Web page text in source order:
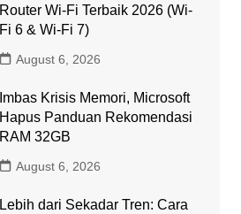
Router Wi-Fi Terbaik 2026 (Wi-
Fi 6 & Wi-Fi 7)
August 6, 2026
Imbas Krisis Memori, Microsoft
Hapus Panduan Rekomendasi
RAM 32GB
August 6, 2026
Lebih dari Sekadar Tren: Cara